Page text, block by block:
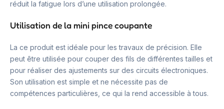
réduit la fatigue lors d’une utilisation prolongée.
Utilisation de la mini pince coupante
La ce produit est idéale pour les travaux de précision. Elle
peut être utilisée pour couper des fils de différentes tailles et
pour réaliser des ajustements sur des circuits électroniques.
Son utilisation est simple et ne nécessite pas de
compétences particulières, ce qui la rend accessible à tous.